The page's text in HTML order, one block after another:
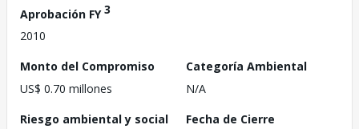
Aprobación FY3
2010
Monto del Compromiso
US$ 0.70 millones
Categoría Ambiental
N/A
Riesgo ambiental y social
Fecha de Cierre